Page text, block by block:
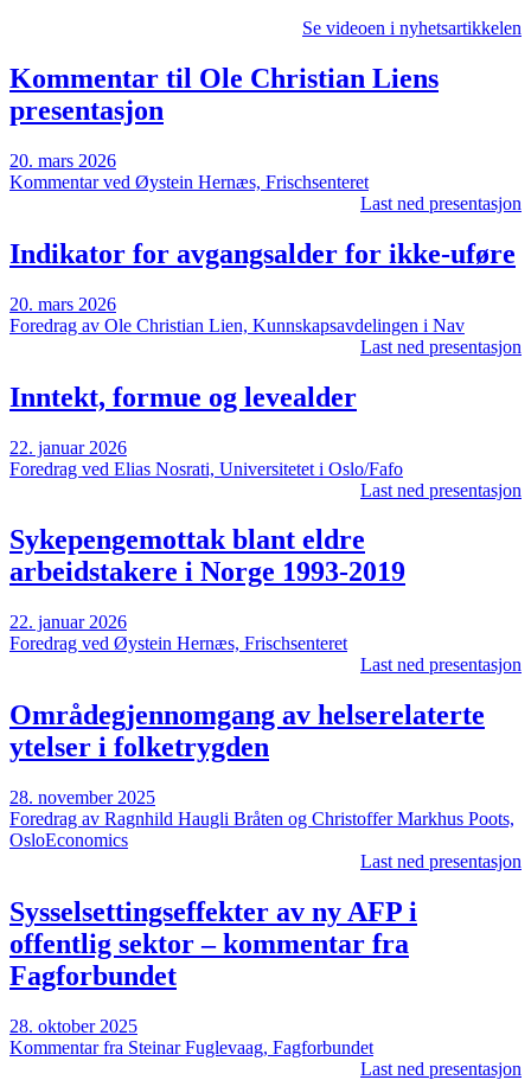
Se videoen i nyhetsartikkelen
Kommentar til Ole Christian Liens
presentasjon
20. mars 2026
Kommentar ved Øystein Hernæs, Frischsenteret
Last ned presentasjon
Indikator for avgangsalder for ikke-uføre
20. mars 2026
Foredrag av Ole Christian Lien, Kunnskapsavdelingen i Nav
Last ned presentasjon
Inntekt, formue og levealder
22. januar 2026
Foredrag ved Elias Nosrati, Universitetet i Oslo/Fafo
Last ned presentasjon
Sykepengemottak blant eldre
arbeidstakere i Norge 1993-2019
22. januar 2026
Foredrag ved Øystein Hernæs, Frischsenteret
Last ned presentasjon
Områdegjennomgang av helserelaterte
ytelser i folketrygden
28. november 2025
Foredrag av Ragnhild Haugli Bråten og Christoffer Markhus Poots,
OsloEconomics
Last ned presentasjon
Sysselsettingseffekter av ny AFP i
offentlig sektor – kommentar fra
Fagforbundet
28. oktober 2025
Kommentar fra Steinar Fuglevaag, Fagforbundet
Last ned presentasjon